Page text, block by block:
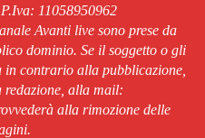
11058950962
Avanti live sono prese da
dominio. Se il soggetto o gli
in contrario alla pubblicazione,
redazione, alla mail:
alla rimozione delle